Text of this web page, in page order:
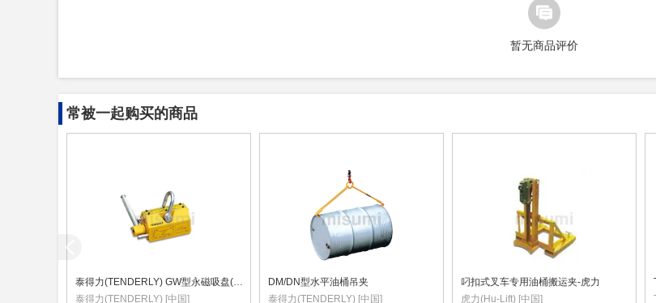
暂无商品评价
常被一起购买的商品
泰得力(TENDERLY) GW型永磁吸盘(磁力吊)
泰得力(TENDERLY) [中国]
DM/DN型水平油桶吊夹
泰得力(TENDERLY) [中国]
叼扣式叉车专用油桶搬运夹-虎力
虎力(Hu-Lift) [中国]